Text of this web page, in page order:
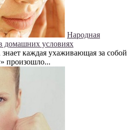
Народная
домашних условиях
знает каждая ухаживающая за собой
произошло...